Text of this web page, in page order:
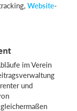
Website-
im Verein
und